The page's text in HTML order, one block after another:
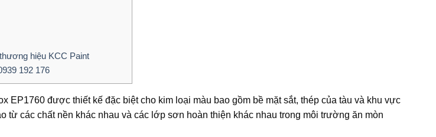
hiệu KCC Paint
192 176
EP1760 được thiết kế đặc biệt cho kim loại màu bao gồm bề mặt sắt, thép của tàu và khu vực
từ các chất nền khác nhau và các lớp sơn hoàn thiện khác nhau trong môi trường ăn mòn